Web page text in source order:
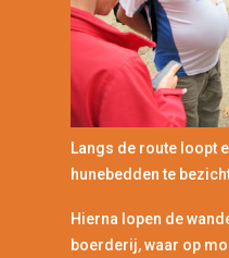
Langs de route loopt
hunebedden te
Hierna lopen de
boerderij, waar op